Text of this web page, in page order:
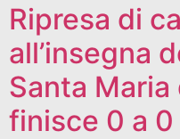
Ripresa di
all’insegna
Santa
finisce 0 a 0